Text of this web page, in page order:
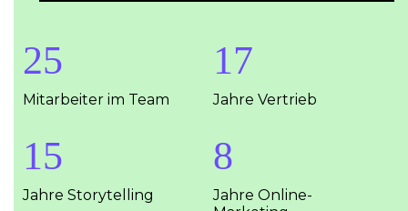
25
Mitarbeiter im Team
17
Jahre Vertrieb
15
Jahre Storytelling
8
Jahre Online-